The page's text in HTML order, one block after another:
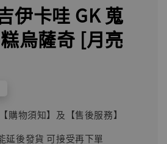
伊卡哇 GK 蒐
烏薩奇 [月亮
購物須知】及【售後服務】
延後發貨 可接受再下單